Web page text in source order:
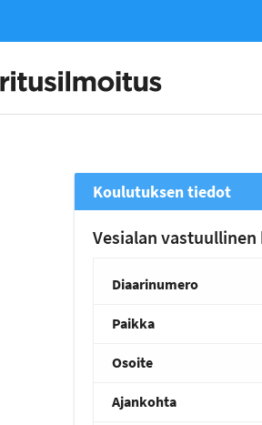
Koulutuksen tiedot
Vesialan
Diaarinumero
Paikka
Osoite
Ajankohta